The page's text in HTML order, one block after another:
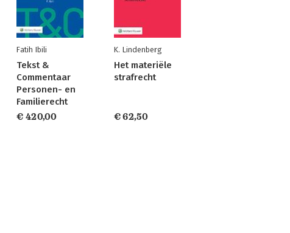
Fatih Ibili
Tekst &
Commentaar
Personen- en
Familierecht
€ 420,00
K. Lindenberg
Het materiële
strafrecht
€ 62,50